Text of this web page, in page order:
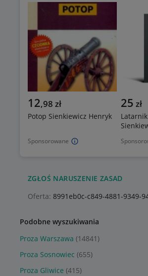
Sponsorowane
12,98 zł
Potop Sienkiewicz Henryk
25 zł
ZGŁOŚ NARUSZENIE ZASAD
Oferta: 8991eb0c-c849-4881-9349-
Podobne wyszukiwania
Proza Warszawa (14841)
Proza Sosnowiec (655)
Proza Gliwice (415)